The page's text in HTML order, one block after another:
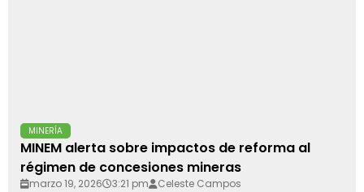
MINERÍA
MINEM alerta sobre impactos de reforma al
régimen de concesiones mineras
marzo 19, 2026 3:21 pm Celeste Campos